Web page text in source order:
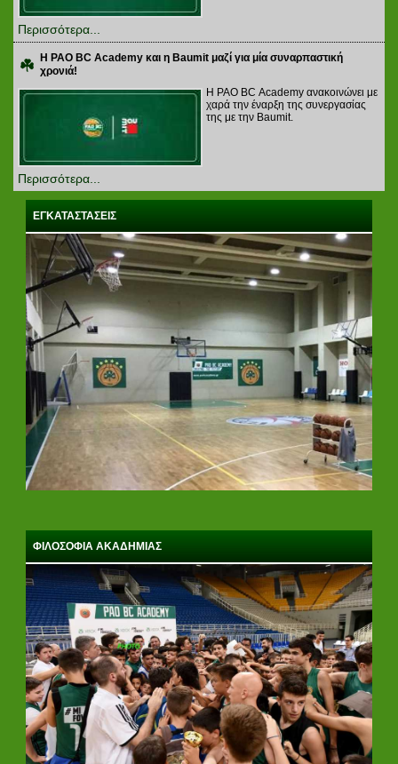
Περισσότερα...
Η PAO BC Academy και η Baumit μαζί για μία συναρπαστική
χρονιά!
Η PAO BC Academy ανακοινώνει με
χαρά την έναρξη της συνεργασίας
της με την Baumit.
Περισσότερα...
ΕΓΚΑΤΑΣΤΑΣΕΙΣ
ΦΙΛΟΣΟΦΙΑ ΑΚΑΔΗΜΙΑΣ